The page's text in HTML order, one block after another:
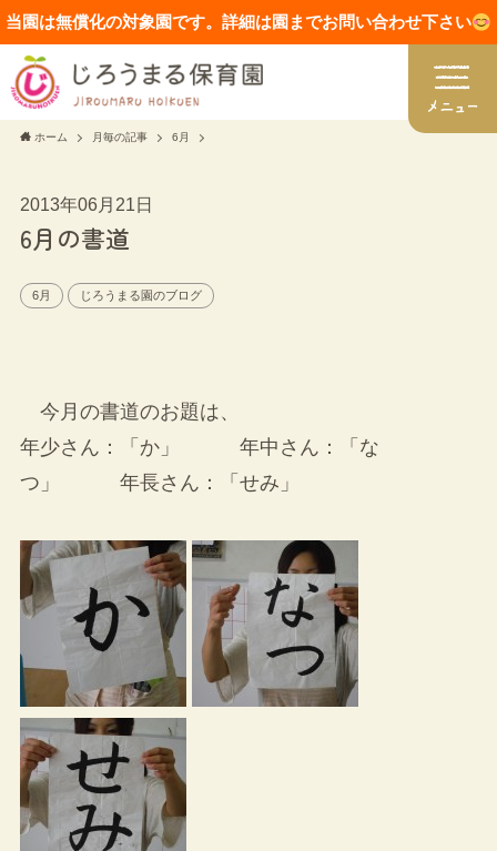
当園は無償化の対象園です。詳細は園までお問い合わせ下さい
ホーム 月毎の記事 6月
2013年06月21日
6月の書道
6月 じろうまる園のブログ
今月の書道のお題は、
年少さん：「か」 年中さん：「な
つ」 年長さん：「せみ」